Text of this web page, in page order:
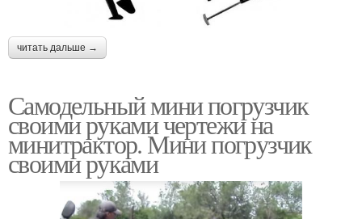
читать дальше →
Самодельный мини погрузчик
своими руками чертежи на
минитрактор. Мини погрузчик
своими руками